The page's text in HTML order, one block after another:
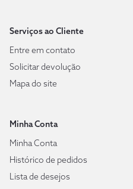
Serviços ao Cliente
Entre em contato
Solicitar devolução
Mapa do site
Minha Conta
Minha Conta
Histórico de pedidos
Lista de desejos